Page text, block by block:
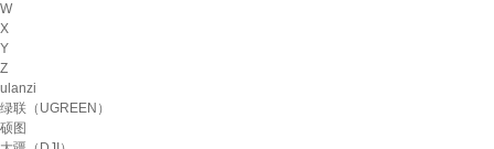
W
X
Y
Z
ulanzi
绿联（UGREEN）
硕图